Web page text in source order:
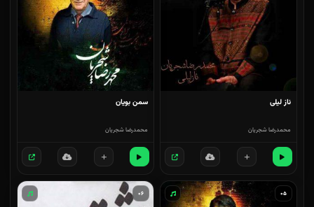
ناز لیلی
محمدرضا شجریان
سمن بویان
محمدرضا شجریان
۰۵ ۰۶